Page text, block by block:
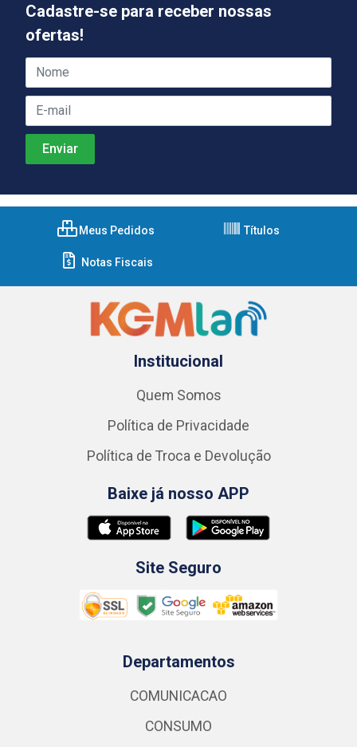
Cadastre-se para receber nossas
ofertas!
Meus Pedidos Títulos
Notas Fiscais
Institucional
Quem Somos
Política de Privacidade
Política de Troca e Devolução
Baixe já nosso APP
Site Seguro
Departamentos
COMUNICACAO
CONSUMO